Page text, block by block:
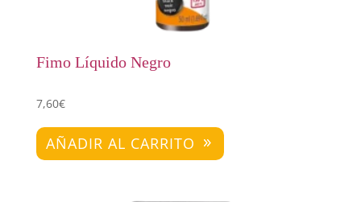
Fimo Líquido Negro
7,60€
AÑADIR AL CARRITO